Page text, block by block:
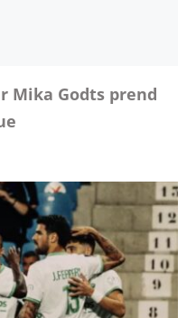
Mika Godts prend